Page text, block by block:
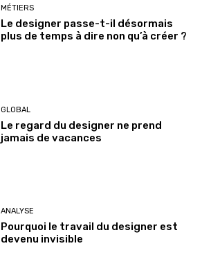
MÉTIERS
Le designer passe-t-il désormais
plus de temps à dire non qu’à créer ?
GLOBAL
Le regard du designer ne prend
jamais de vacances
ANALYSE
Pourquoi le travail du designer est
devenu invisible